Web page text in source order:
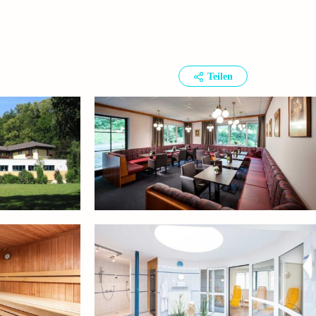
Teilen